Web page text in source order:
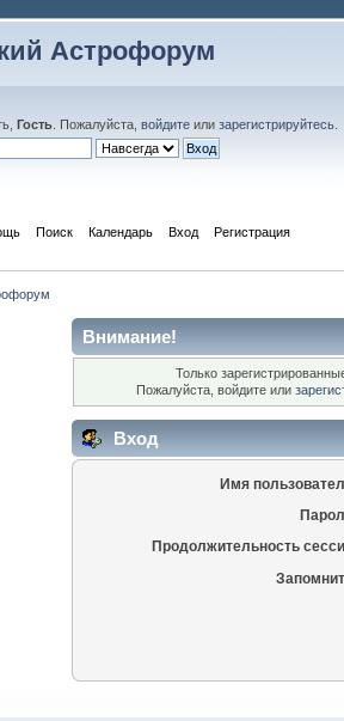
Астрофорум
Гость . Пожалуйста, войдите или зарегистрируйтесь
Поиск Календарь Вход Регистрация
Внимание!
Только
Пожалуйста, войдите или
Вход
Имя
Продолжительность